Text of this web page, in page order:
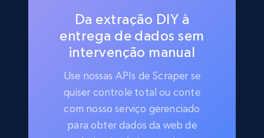
Da extração DIY à
entrega de dados sem
intervenção manual
Use nossas APIs de Scraper se
quiser controle total ou conte
com nosso serviço gerenciado
para obter dados da web de